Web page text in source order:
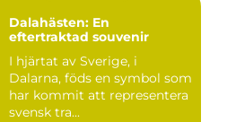
Dalahästen: En
eftertraktad souvenir
I hjärtat av Sverige, i
Dalarna, föds en symbol som
har kommit att representera
svensk tra...